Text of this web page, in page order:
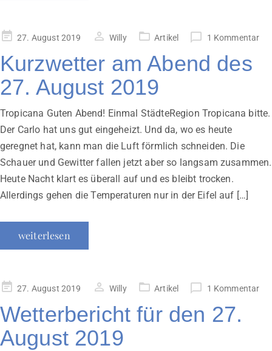
Veröffentlicht
27. August 2019 Willy Artikel 1 Kommentar
Kurzwetter am Abend des
27. August 2019
Tropicana Guten Abend! Einmal StädteRegion Tropicana bitte.
Der Carlo hat uns gut eingeheizt. Und da, wo es heute
geregnet hat, kann man die Luft förmlich schneiden. Die
Schauer und Gewitter fallen jetzt aber so langsam zusammen.
Heute Nacht klart es überall auf und es bleibt trocken.
Allerdings gehen die Temperaturen nur in der Eifel auf […]
weiterlesen
Veröffentlicht
27. August 2019 Willy Artikel 1 Kommentar
Wetterbericht für den 27.
August 2019